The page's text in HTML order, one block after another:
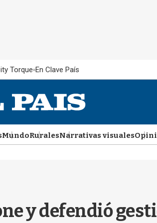
Torque En Clave País
MundoRuralesNarrativas visuales
y defendió